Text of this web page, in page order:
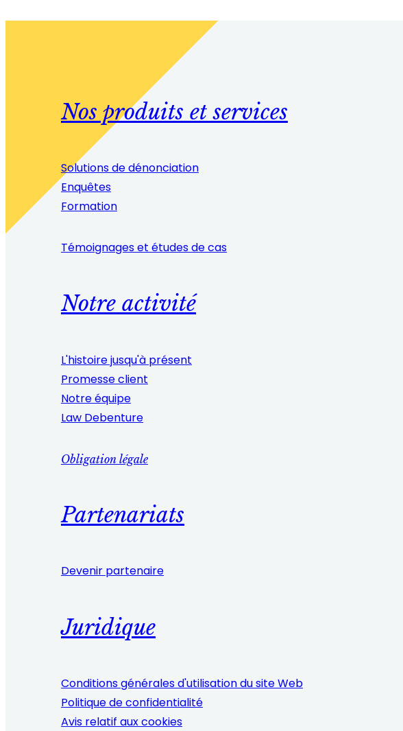
Nos produits et services
Solutions de dénonciation
Enquêtes
Formation
Témoignages et études de cas
Notre activité
L'histoire jusqu'à présent
Promesse client
Notre équipe
Law Debenture
Obligation légale
Partenariats
Devenir partenaire
Juridique
Conditions générales d'utilisation du site Web
Politique de confidentialité
Avis relatif aux cookies